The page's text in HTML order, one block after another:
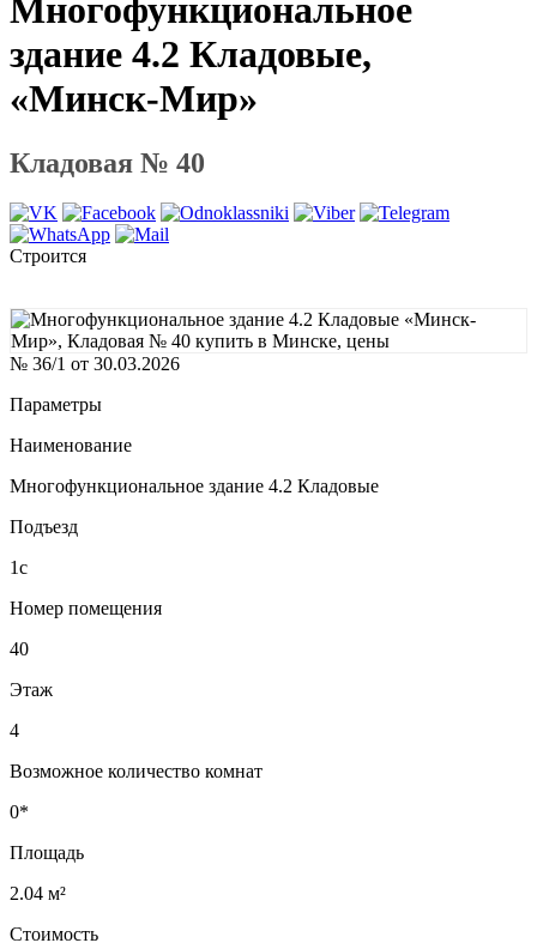
Многофункциональное
здание 4.2 Кладовые,
«Минск-Мир»
Кладовая № 40
Строится
№ 36/1 от 30.03.2026
Параметры
Наименование
Многофункциональное здание 4.2 Кладовые
Подъезд
1с
Номер помещения
40
Этаж
4
Возможное количество комнат
0*
Площадь
2.04 м²
Стоимость